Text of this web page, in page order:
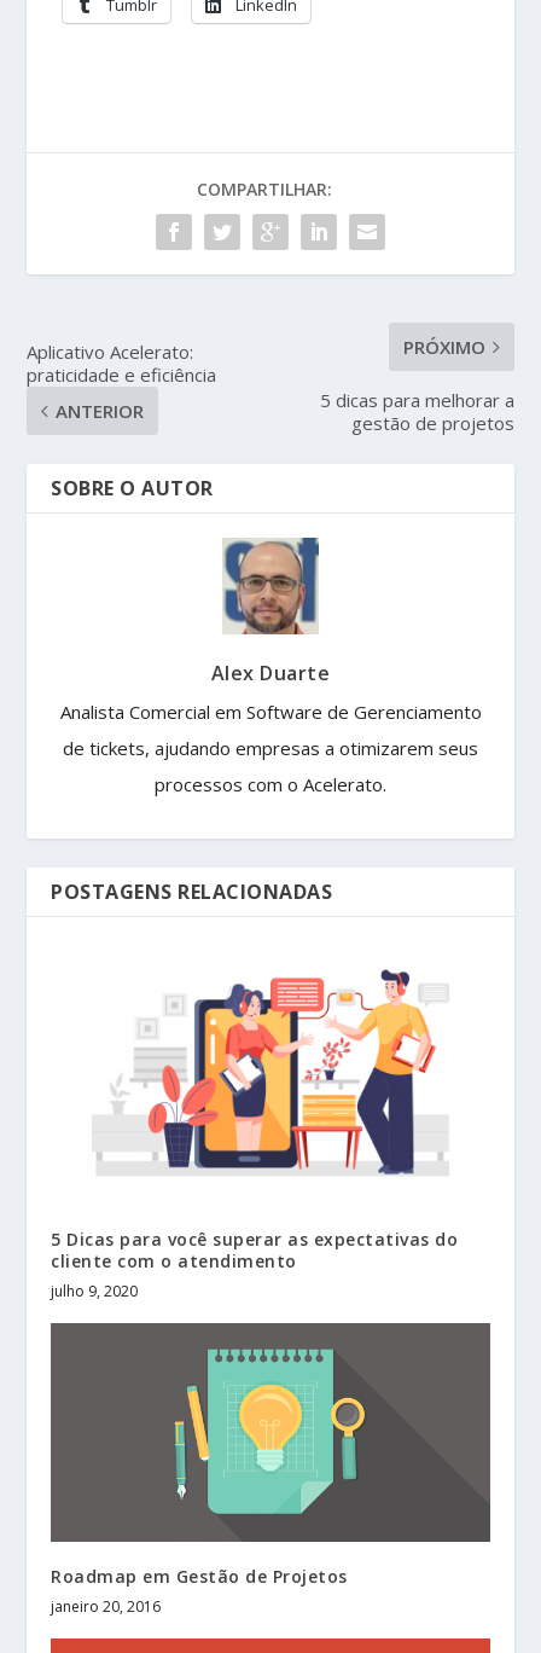
COMPARTILHAR:
Aplicativo Acelerato:
praticidade e eficiência
ANTERIOR
PRÓXIMO
5 dicas para melhorar a
gestão de projetos
SOBRE O AUTOR
Alex Duarte
Analista Comercial em Software de Gerenciamento
de tickets, ajudando empresas a otimizarem seus
processos com o Acelerato.
POSTAGENS RELACIONADAS
5 Dicas para você superar as expectativas do
cliente com o atendimento
julho 9, 2020
Roadmap em Gestão de Projetos
janeiro 20, 2016